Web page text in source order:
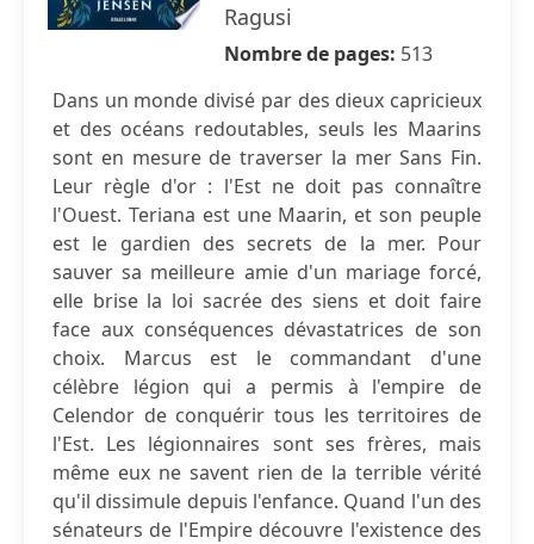
Ragusi
Nombre de pages: 513
Dans un monde divisé par des dieux capricieux
et des océans redoutables, seuls les Maarins
sont en mesure de traverser la mer Sans Fin.
Leur règle d'or : l'Est ne doit pas connaître
l'Ouest. Teriana est une Maarin, et son peuple
est le gardien des secrets de la mer. Pour
sauver sa meilleure amie d'un mariage forcé,
elle brise la loi sacrée des siens et doit faire
face aux conséquences dévastatrices de son
choix. Marcus est le commandant d'une
célèbre légion qui a permis à l'empire de
Celendor de conquérir tous les territoires de
l'Est. Les légionnaires sont ses frères, mais
même eux ne savent rien de la terrible vérité
qu'il dissimule depuis l'enfance. Quand l'un des
sénateurs de l'Empire découvre l'existence des